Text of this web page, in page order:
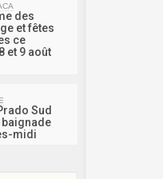
des
et fêtes
ce
et 9 août
Sud
midi